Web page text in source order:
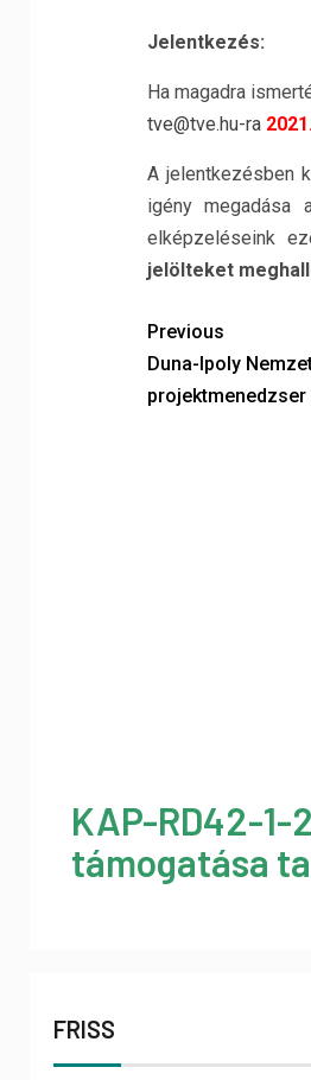
Jelentkezés:
Ha magadra
tve@tve.hu-ra
A jelentkezésben
igény megadása
elképzeléseink
jelölteket
Previous
Duna-Ipoly
KAP-RD42-
támogatása
FRISS